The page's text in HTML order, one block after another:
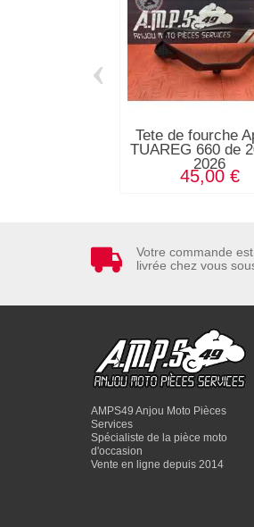
Tete de fourche
TUAREG 660 de
2026
45,00 €
‹
Votre commande
livrée chez vous
AMPS49 Anjou Moto Pièces
Services
Spécialiste de la pièce moto
d'occasion
Vente en ligne depuis 2014